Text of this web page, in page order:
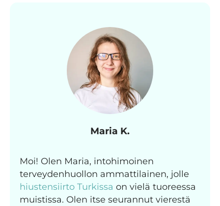
Maria K.
Moi! Olen Maria, intohimoinen
terveydenhuollon ammattilainen, jolle
hiustensiirto Turkissa on vielä tuoreessa
muistissa. Olen itse seurannut vierestä